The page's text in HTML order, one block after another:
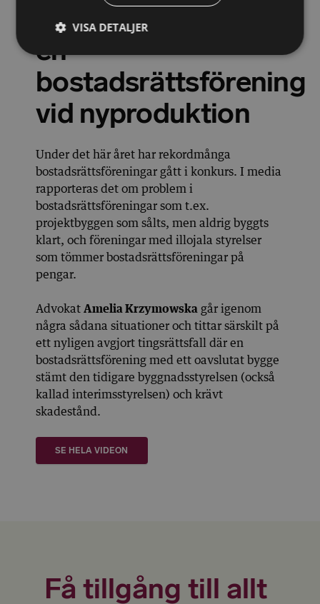
Styrelsens ansvar i
en
bostadsrättsförening
vid nyproduktion
Under det här året har rekordmånga
bostadsrättsföreningar gått i konkurs. I media
rapporteras det om problem i
bostadsrättsföreningar som t.ex.
projektbyggen som sålts, men aldrig byggts
klart, och föreningar med illojala styrelser
som tömmer bostadsrättsföreningar på
pengar.
Advokat Amelia Krzymowska går igenom
några sådana situationer och tittar särskilt på
ett nyligen avgjort tingsrättsfall där en
bostadsrättsförening med ett oavslutat bygge
stämt den tidigare byggnadsstyrelsen (också
kallad interimsstyrelsen) och krävt
skadestånd.
SE HELA VIDEON
Få tillgång till allt
VISA DETALJER